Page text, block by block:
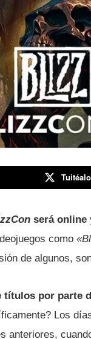
Tuitéalo
será online
como
de algunos,
tí­tulos por parte
Los
anteriores,